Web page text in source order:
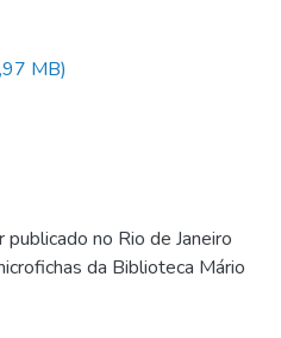
MB)
no Rio de Janeiro
da Biblioteca Mário